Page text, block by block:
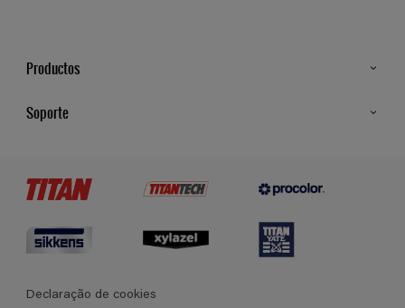
Productos
Soporte
Termos e Condições Gerais de Venda
Declaração de cookies